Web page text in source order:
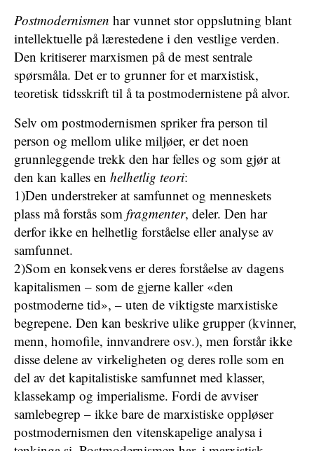
Postmodernismen har vunnet stor oppslutning blant
intellektuelle på lærestedene i den vestlige verden.
Den kritiserer marxismen på de mest sentrale
spørsmåla. Det er to grunner for et marxistisk,
teoretisk tidsskrift til å ta postmodernistene på alvor.
Selv om postmodernismen spriker fra person til
person og mellom ulike miljøer, er det noen
grunnleggende trekk den har felles og som gjør at
den kan kalles en helhetlig teori:
1)Den understreker at samfunnet og menneskets
plass må forstås som fragmenter, deler. Den har
derfor ikke en helhetlig forståelse eller analyse av
samfunnet.
2)Som en konsekvens er deres forståelse av dagens
kapitalismen – som de gjerne kaller «den
postmoderne tid», – uten de viktigste marxistiske
begrepene. Den kan beskrive ulike grupper (kvinner,
menn, homofile, innvandrere osv.), men forstår ikke
disse delene av virkeligheten og deres rolle som en
del av det kapitalistiske samfunnet med klasser,
klassekamp og imperialisme. Fordi de avviser
samlebegrep – ikke bare de marxistiske oppløser
postmodernismen den vitenskapelige analysa i